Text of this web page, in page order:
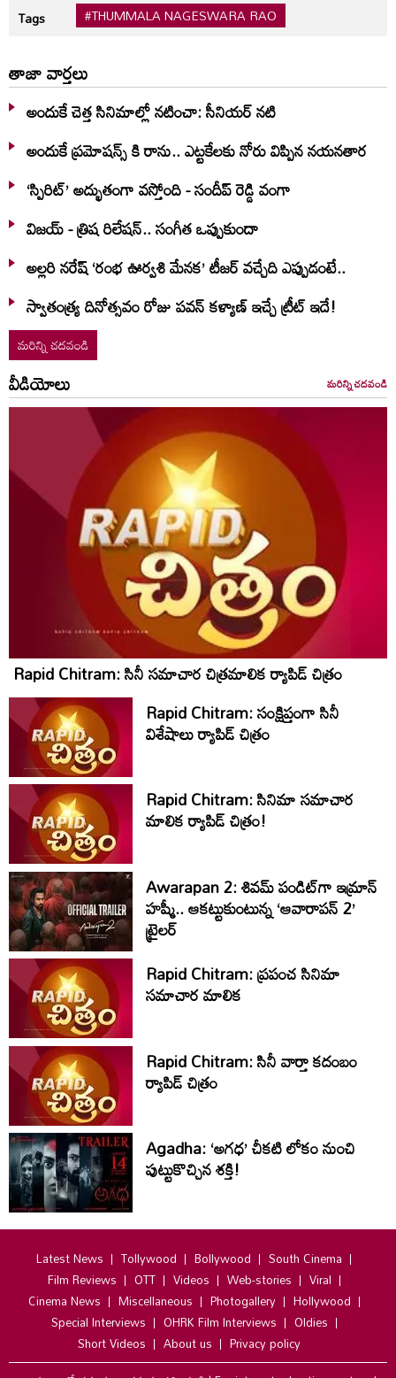
Tags #THUMMALA NAGESWARA RAO
తాజా వార్తలు
అందుకే చెత్త సినిమాల్లో నటించా: సీనియర్ నటి
అందుకే ప్రమోషన్స్ కి రాను.. ఎట్టకేలకు నోరు విప్పిన నయనతార
‘స్పిరిట్’ అద్భుతంగా వస్తోంది - సందీప్ రెడ్డి వంగా
విజయ్ - త్రిష రిలేషన్.. సంగీత ఒప్పుకుందా
అల్లరి నరేష్ ‘రంభ ఊర్వశి మేనక’ టీజర్ వచ్చేది ఎప్పుడంటే..
స్వాతంత్య్ర దినోత్సవం రోజు పవన్ కళ్యాణ్ ఇచ్చే ట్రీట్ ఇదే!
మరిన్ని చదవండి
వీడియోలు మరిన్ని చదవండి
Rapid Chitram: సినీ సమాచార చిత్రమాలిక ర్యాపిడ్‌ చిత్రం
Rapid Chitram: సంక్షిప్తంగా సినీ
విశేషాలు ర్యాపిడ్ చిత్రం
Rapid Chitram: సినిమా సమాచార
మాలిక ర్యాపిడ్ చిత్రం!
Awarapan 2: శివమ్ పండిట్‌గా ఇమ్రాన్
హష్మీ.. ఆకట్టుకుంటున్న ‘ఆవారాపన్ 2’
ట్రైలర్
Rapid Chitram: ప్రపంచ సినిమా
సమాచార మాలిక
Rapid Chitram: సినీ వార్తా కదంబం
ర్యాపిడ్ చిత్రం
Agadha: ‘అగధ’ చీకటి లోకం నుంచి
పుట్టుకొచ్చిన శక్తి!
Latest News Tollywood Bollywood
South Cinema
Film Reviews
OTT Videos Web-stories
Viral
Cinema News
Miscellaneous Photogallery
Hollywood
Special Interviews
OHRK Film Interviews
Oldies
Short Videos
About us
Privacy policy